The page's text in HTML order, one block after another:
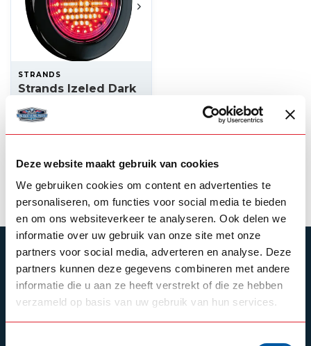
Deze website maakt gebruik van cookies
We gebruiken cookies om content en advertenties te
personaliseren, om functies voor social media te bieden
en om ons websiteverkeer te analyseren. Ook delen we
informatie over uw gebruik van onze site met onze
partners voor social media, adverteren en analyse. Deze
partners kunnen deze gegevens combineren met andere
informatie die u aan ze heeft verstrekt of die ze hebben
verzameld op basis van uw gebruik van hun services.
STRANDS
Strands Izeled Dark
Tail/Brake/Direction
SUBSCRIBE TO OUR NEWSLETTER
Stay up to date with our latest offers